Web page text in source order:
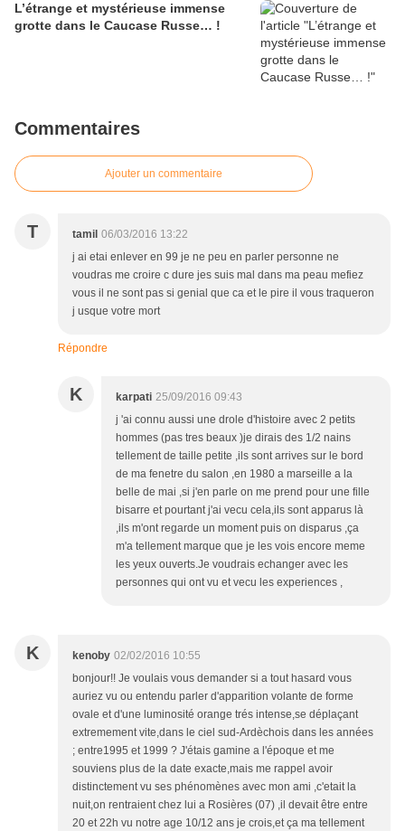
L’étrange et mystérieuse immense
grotte dans le Caucase Russe… !
Commentaires
Ajouter un commentaire
T tamil 06/03/2016 13:22
j ai etai enlever en 99 je ne peu en parler personne ne
voudras me croire c dure jes suis mal dans ma peau mefiez
vous il ne sont pas si genial que ca et le pire il vous traqueron
j usque votre mort
Répondre
K karpati 25/09/2016 09:43
j 'ai connu aussi une drole d'histoire avec 2 petits
hommes (pas tres beaux )je dirais des 1/2 nains
tellement de taille petite ,ils sont arrives sur le bord
de ma fenetre du salon ,en 1980 a marseille a la
belle de mai ,si j'en parle on me prend pour une fille
bisarre et pourtant j'ai vecu cela,ils sont apparus là
,ils m'ont regarde un moment puis on disparus ,ça
m'a tellement marque que je les vois encore meme
les yeux ouverts.Je voudrais echanger avec les
personnes qui ont vu et vecu les experiences ,
K kenoby 02/02/2016 10:55
bonjour!! Je voulais vous demander si a tout hasard vous
auriez vu ou entendu parler d'apparition volante de forme
ovale et d'une luminosité orange trés intense,se déplaçant
extremement vite,dans le ciel sud-Ardèchois dans les années
; entre1995 et 1999 ? J'étais gamine a l'époque et me
souviens plus de la date exacte,mais me rappel avoir
distinctement vu ses phénomènes avec mon ami ,c'etait la
nuit,on rentraient chez lui a Rosières (07) ,il devait être entre
20 et 22h vu notre age 10/12 ans je crois,et ça ma tellement